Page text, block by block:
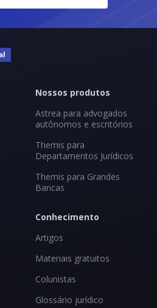
Nossos produtos
Astrea para advogados
autônomos e escritórios
Themis para
Departamentos Jurídicos
Themis para Grandes
Bancas
Conhecimento
Artigos
Materiais gratuitos
Colunistas
Glossário jurídico